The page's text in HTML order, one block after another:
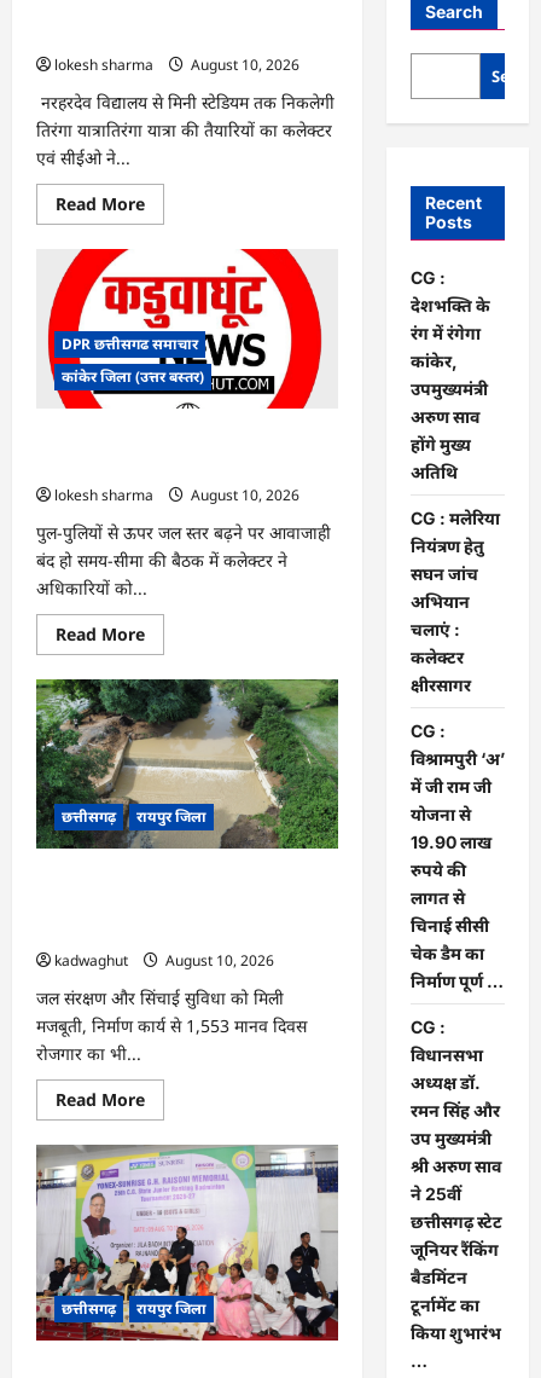
lokesh sharma
August 10, 2026
नरहरदेव विद्यालय से मिनी स्टेडियम तक निकलेगी
तिरंगा यात्रातिरंगा यात्रा की तैयारियों का कलेक्टर
एवं सीईओ ने...
Read MoreRead
more
देशभक्ति
के
रंग
में
रंगेगा
कांकेर,
उपमुख्यमंत्री
अरुण
DPR छत्तीसगढ समाचार
कांकेर जिला (उत्तर बस्तर)
lokesh sharma
August 10, 2026
पुल-पुलियों से ऊपर जल स्तर बढ़ने पर आवाजाही
बंद हो समय-सीमा की बैठक में कलेक्टर ने
अधिकारियों को...
Read MoreRead
more
CG
:
मलेरिया
नियंत्रण
हेतु
सघन
जांच
अभियान
चलाएं
:
कलेक्टर
छत्तीसगढ़ रायपुर जिला
kadwaghut
August 10, 2026
जल संरक्षण और सिंचाई सुविधा को मिली
मजबूती, निर्माण कार्य से 1,553 मानव दिवस
रोजगार का भी...
Read MoreRead
more
CG
:
विश्रामपुरी
‘अ’
में
जी
राम
जी
योजना
से
19.90
लाख
छत्तीसगढ़ रायपुर जिला
Search
Recent
Posts
CG :
देशभक्ति के
रंग में रंगेगा
कांकेर,
उपमुख्यमंत्री
अरुण साव
होंगे मुख्य
अतिथि
CG : मलेरिया
नियंत्रण हेतु
सघन जांच
अभियान
चलाएं :
कलेक्टर
क्षीरसागर
CG :
विश्रामपुरी ‘अ’
में जी राम जी
योजना से
19.90 लाख
रुपये की
लागत से
चिनाई सीसी
चेक डैम का
निर्माण पूर्ण …
CG :
विधानसभा
अध्यक्ष डॉ.
रमन सिंह और
उप मुख्यमंत्री
श्री अरुण साव
ने 25वीं
छत्तीसगढ़ स्टेट
जूनियर रैंकिंग
बैडमिंटन
टूर्नामेंट का
किया शुभारंभ
…